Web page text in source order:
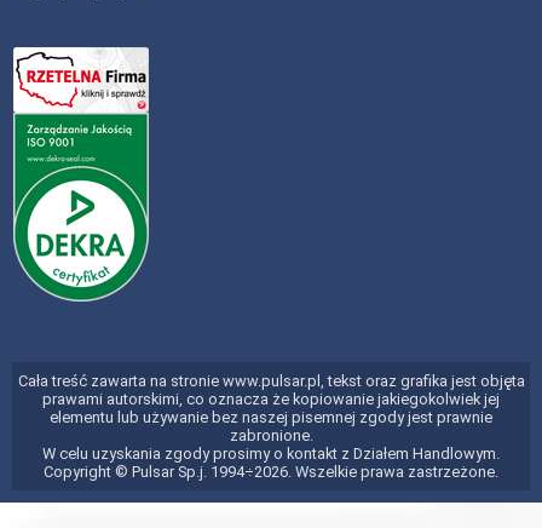
Cała treść zawarta na stronie www.pulsar.pl, tekst oraz grafika jest objęta
prawami autorskimi, co oznacza że kopiowanie jakiegokolwiek jej
elementu lub używanie bez naszej pisemnej zgody jest prawnie
zabronione.
W celu uzyskania zgody prosimy o kontakt z Działem Handlowym.
Copyright © Pulsar Sp.j. 1994÷2026. Wszelkie prawa zastrzeżone.